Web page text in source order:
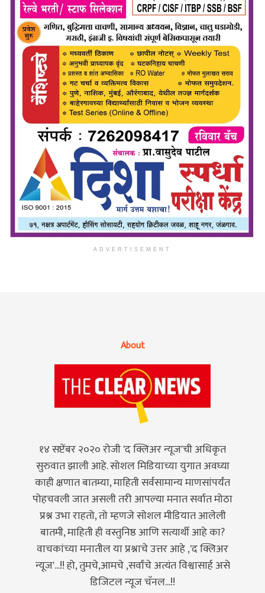
ADVERTISEMENT
About
१४ सप्टेंबर २०२० रोजी 'द क्लिअर न्यूज'ची अधिकृत
सुरुवात झाली आहे. सोशल मिडियाच्या युगात अवघ्या
काही क्षणात बातम्या, माहिती सर्वसामान्य माणसांपर्यंत
पोहचवली जात असली तरी आपल्या मनात सर्वात मोठा
प्रश्न उभा राहतो, तो म्हणजे सोशल मीडियात आलेली
बातमी, माहिती ही वस्तुनिष्ठ आणि सत्यार्थी आहे का?
वाचकांच्या मनातील या प्रश्नाचे उत्तर आहे ,'द क्लिअर
न्यूज'...!! हो, तुमचे,आमचे ,सर्वांचे अत्यंत विश्वासार्ह असे
डिजिटल न्यूज चॅनल...!!